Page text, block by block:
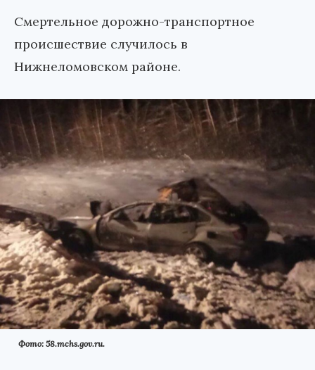
Смертельное дорожно-транспортное
происшествие случилось в
Нижнеломовском районе.
Фото: 58.mchs.gov.ru.